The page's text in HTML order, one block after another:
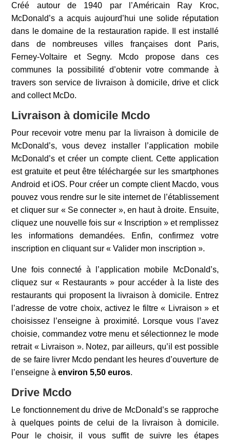
Créé autour de 1940 par l’Américain Ray Kroc,
McDonald’s a acquis aujourd’hui une solide réputation
dans le domaine de la restauration rapide. Il est installé
dans de nombreuses villes françaises dont Paris,
Ferney-Voltaire et Segny. Mcdo propose dans ces
communes la possibilité d’obtenir votre commande à
travers son service de livraison à domicile, drive et click
and collect McDo.
Livraison à domicile Mcdo
Pour recevoir votre menu par la livraison à domicile de
McDonald’s, vous devez installer l’application mobile
McDonald’s et créer un compte client. Cette application
est gratuite et peut être téléchargée sur les smartphones
Android et iOS. Pour créer un compte client Macdo, vous
pouvez vous rendre sur le site internet de l’établissement
et cliquer sur « Se connecter », en haut à droite. Ensuite,
cliquez une nouvelle fois sur « Inscription » et remplissez
les informations demandées. Enfin, confirmez votre
inscription en cliquant sur « Valider mon inscription ».
Une fois connecté à l’application mobile McDonald’s,
cliquez sur « Restaurants » pour accéder à la liste des
restaurants qui proposent la livraison à domicile. Entrez
l’adresse de votre choix, activez le filtre « Livraison » et
choisissez l’enseigne à proximité. Lorsque vous l’avez
choisie, commandez votre menu et sélectionnez le mode
retrait « Livraison ». Notez, par ailleurs, qu’il est possible
de se faire livrer Mcdo pendant les heures d’ouverture de
l’enseigne àenviron 5,50 euros.
Drive Mcdo
Le fonctionnement du drive de McDonald’s se rapproche
à quelques points de celui de la livraison à domicile.
Pour le choisir, il vous suffit de suivre les étapes